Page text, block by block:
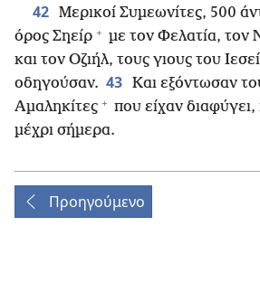
42 Μερικοί Συμεωνίτες, 500
όρος Σηείρ + με τον Φελατία, τον
και τον Οζιήλ, τους γιους του
οδηγούσαν. 43 Και εξόντωσαν
Αμαληκίτες + που είχαν διαφύγει,
μέχρι σήμερα.
Προηγούμενο